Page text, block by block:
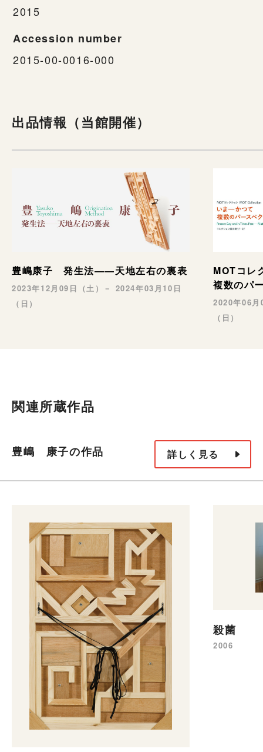
2015
Accession number
2015-00-0016-000
出品情報（当館開催）
豊嶋康子 発生法――天地左右の裏表
2023年12月09日（土）－ 2024年03月10日
（日）
MOTコ
複数のパ
2020年06
（日）
関連所蔵作品
豊嶋 康子の作品 詳しく見る
殺菌
2006